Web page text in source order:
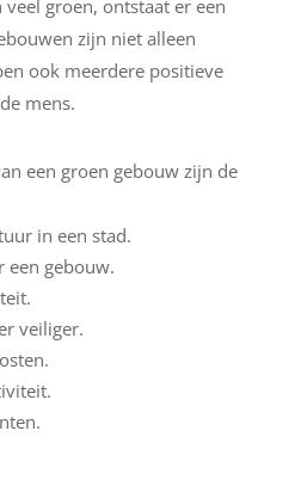
groen, ontstaat er een
zijn niet alleen
ook meerdere positieve
mens.
een groen gebouw zijn de
in een stad.
een gebouw.
veiliger.